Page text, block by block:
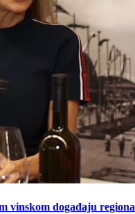
vinskom događaju regiona